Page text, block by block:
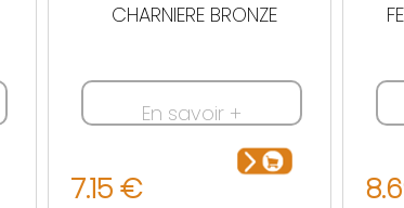
CHARNIERE BRONZE
En savoir +
7.15 €